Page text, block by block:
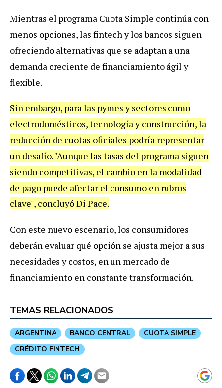
Mientras el programa Cuota Simple continúa con
menos opciones, las fintech y los bancos siguen
ofreciendo alternativas que se adaptan a una
demanda creciente de financiamiento ágil y
flexible.
Sin embargo, para las pymes y sectores como
electrodomésticos, tecnología y construcción, la
reducción de cuotas oficiales podría representar
un desafío. "Aunque las tasas del programa siguen
siendo competitivas, el cambio en la modalidad
de pago puede afectar el consumo en rubros
clave", concluyó Di Pace.
Con este nuevo escenario, los consumidores
deberán evaluar qué opción se ajusta mejor a sus
necesidades y costos, en un mercado de
financiamiento en constante transformación.
TEMAS RELACIONADOS
ARGENTINA BANCO CENTRAL
CUOTA SIMPLE
CRÉDITO FINTECH